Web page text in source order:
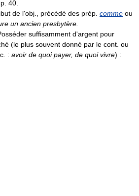
40.
de l'obj., précédé des prép. comme ou
un ancien presbytère.
suffisamment d'argent pour
(le plus souvent donné par le cont. ou
: avoir de quoi payer, de quoi vivre) :